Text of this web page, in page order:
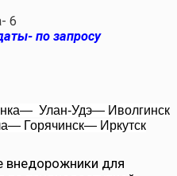
6
по запросу
— Улан-Удэ— Иволгинск
— Горячинск— Иркутск
внедорожники для